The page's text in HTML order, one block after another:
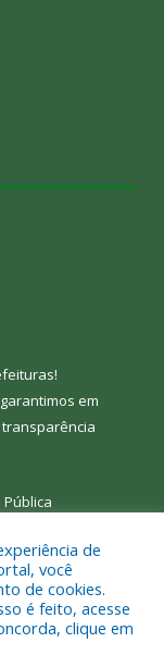
!
em
de Bom Jesus
de
você
de cookies.
é feito, acesse
clique em